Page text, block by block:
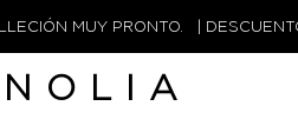
MUY PRONTO. |